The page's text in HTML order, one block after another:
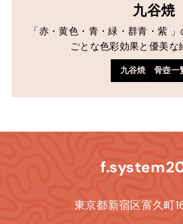
九谷焼
「赤・黄色・青・緑・群青・紫
ごとな色彩効果と優美な
九谷焼 骨壺一
東京都新宿区富久町